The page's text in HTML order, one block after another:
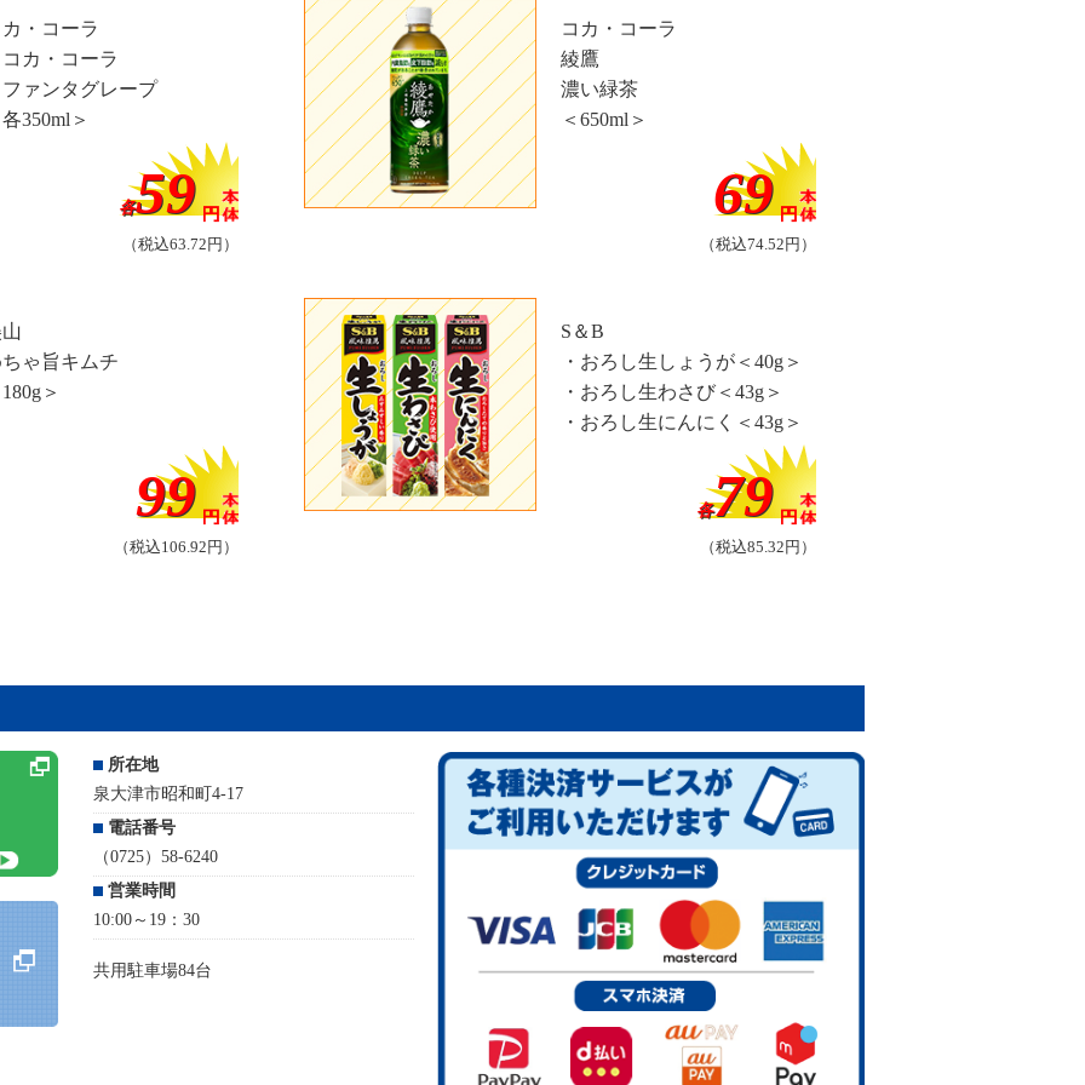
・コーラ
カ・コーラ
ァンタグレープ
350ml＞
各59
（税込63.72円）
コカ・コーラ
綾鷹
濃い緑茶
＜650ml＞
69
（税込74.52円）
ゃ旨キムチ
＞
99
（税込106.92円）
S＆B
・おろし生しょうが＜40g＞
・おろし生わさび＜43g＞
・おろし生にんにく＜43g＞
各79
（税込85.32円）
所在地
泉大津市昭和町4-17
電話番号
（0725）58-6240
営業時間
10:00～19：30
共用駐車場84台